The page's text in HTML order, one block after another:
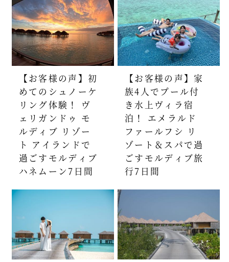
【お客様の声】初
めてのシュノーケ
リング体験！ ヴ
ェリガンドゥ モ
ルディブ リゾー
ト アイランドで
過ごすモルディブ
ハネムーン7日間
【お客様の声】家
族4人でプール付
き水上ヴィラ宿
泊！ エメラルド
ファールフシ リ
ゾート＆スパで過
ごすモルディブ旅
行7日間